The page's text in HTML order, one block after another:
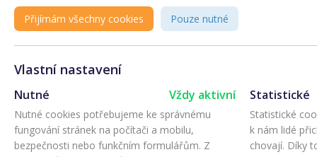
Přijímám všechny cookies Pouze nutné
Vlastní nastavení
Nutné Vždy aktivní
Nutné cookies potřebujeme ke správnému
fungování stránek na počítači a mobilu,
bezpečnosti nebo funkčním formulářům. Z
Statistické
Statistické
k nám lidé
chovají. Díky